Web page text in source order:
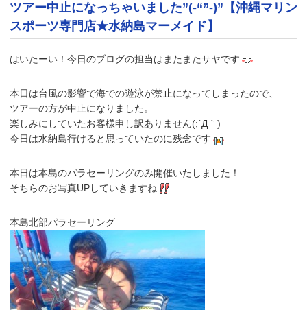
ツアー中止になっちゃいました”(-“”-)”【沖縄マリン
スポーツ専門店★水納島マーメイド】
はいたーい！今日のブログの担当はまたまたサヤです
本日は台風の影響で海での遊泳が禁止になってしまったので、
ツアーの方が中止になりました。
楽しみにしていたお客様申し訳ありません(;´Д｀)
今日は水納島行けると思っていたのに残念です
本日は本島のパラセーリングのみ開催いたしました！
そちらのお写真UPしていきますね
本島北部パラセーリング